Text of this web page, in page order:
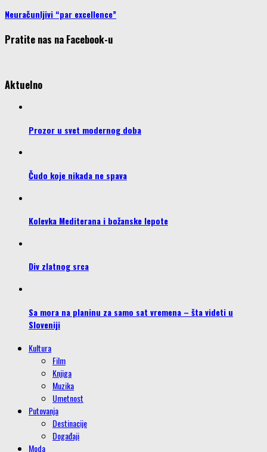
Neuračunljivi “par excellence”
Pratite nas na Facebook-u
Aktuelno
Prozor u svet modernog doba
Čudo koje nikada ne spava
Kolevka Mediterana i božanske lepote
Div zlatnog srca
Sa mora na planinu za samo sat vremena – šta videti u
Sloveniji
Kultura
Film
Knjiga
Muzika
Umetnost
Putovanja
Destinacije
Događaji
Moda